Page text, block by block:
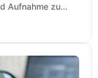
Aufnahme zu